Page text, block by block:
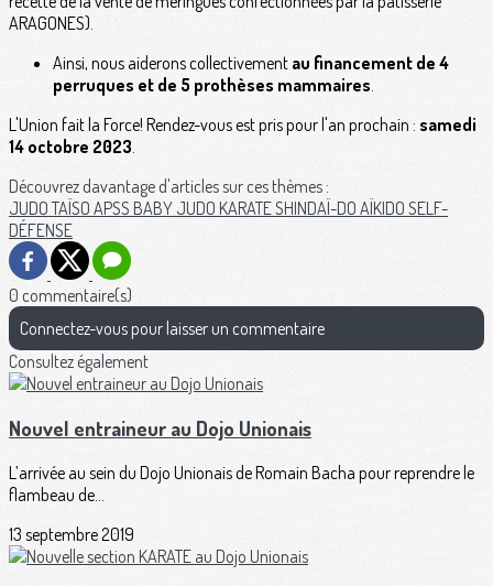
ARAGONES).
Ainsi, nous aiderons collectivement au financement de 4
perruques et de 5 prothèses mammaires.
L'Union fait la Force! Rendez-vous est pris pour l'an prochain : samedi
14 octobre 2023.
Découvrez davantage d'articles sur ces thèmes :
JUDOTAÏSO APSS BABY JUDO KARATESHINDAÏ-DO AÏKIDO SELF-
DÉFENSE
0 commentaire(s)
Connectez-vous pour laisser un commentaire
Consultez également
Nouvel entraineur au Dojo Unionais
L’arrivée au sein du Dojo Unionais de Romain Bacha pour reprendre le
flambeau de...
13 septembre 2019